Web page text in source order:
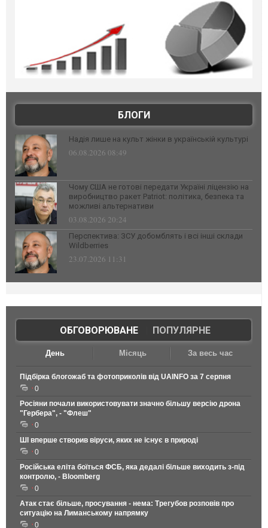
БЛОГИ
Надія лише на культ жінки в українській культурі
06.08.2026 08:49
Чому США не готові передати Україні ліцензію на
виробництво ракет Patriot: політика, безпека та
можливі альтернативи
03.08.2026 20:24
Перспектива: ЗСУ добомблять і всі інші склади
Wildberries
23.07.2026 11:31
ОБГОВОРЮВАНЕ| ПОПУЛЯРНЕ
День Місяць За весь час
Підбірка блогожаб та фотоприколів від UAINFO за 7 серпня
0
Росіяни почали використовувати значно більшу версію дрона
"Гербера", - "Флеш"
0
ШІ вперше створив віруси, яких не існує в природі
0
Російська еліта боїться ФСБ, яка дедалі більше виходить з-під
контролю, - Bloomberg
0
Атак стає більше, просування - нема: Трегубов розповів про
ситуацію на Лиманському напрямку
0